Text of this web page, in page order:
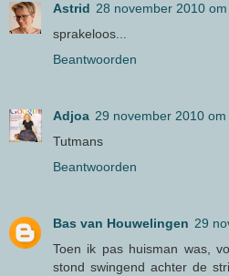
Astrid 28 november 2010
sprakeloos...
Beantwoorden
Adjoa 29 november 2010 om
Tutmans
Beantwoorden
Bas van Houwelingen 29
Toen ik pas huisman was,
stond swingend achter de